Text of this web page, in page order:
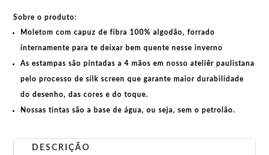
Sobre o produto:
Moletom com capuz de fibra 100% algodão, forrado
internamente para te deixar bem quente nesse inverno
As estampas são pintadas a 4 mãos em nosso ateliêr paulistana
pelo processo de silk screen que garante maior durabilidade
do desenho, das cores e do toque.
Nossas tintas são a base de água, ou seja, sem o petrolão.
DESCRIÇÃO